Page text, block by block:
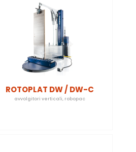
ROTOPLAT DW / DW-C
avvolgitori verticali, robopac